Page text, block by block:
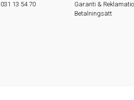
031 13 54 70
Garanti &
Betalningsätt